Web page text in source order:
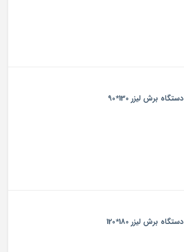
دستگاه برش لیزر 130*90
دستگاه برش لیزر 180*120